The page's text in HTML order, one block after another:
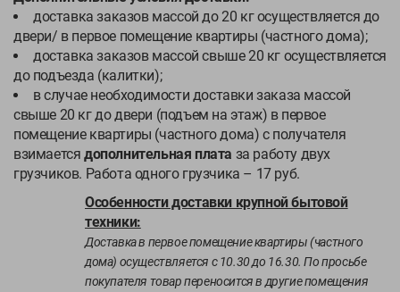
доставка заказов массой до 20 кг осуществляется до
двери/ в первое помещение квартиры (частного дома);
доставка заказов массой свыше 20 кг осуществляется
до подъезда (калитки);
в случае необходимости доставки заказа массой
свыше 20 кг до двери (подъем на этаж) в первое
помещение квартиры (частного дома) с получателя
взимается дополнительная плата за работу двух
грузчиков. Работа одного грузчика – 17 руб.
Особенности доставки крупной бытовой
техники:
Доставка в первое помещение квартиры (частного
дома) осуществляется с 10.30 до 16.30. По просьбе
покупателя товар переносится в другие помещения